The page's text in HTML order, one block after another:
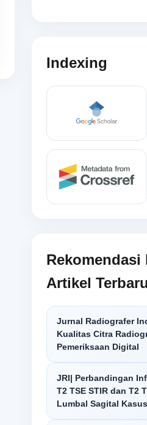
Indexing
Rekomendasi
Artikel Terbaru
Jurnal Radiografer
Kualitas Citra
Pemeriksaan Digital
JRI| Perbandingan
T2 TSE STIR dan T2
Lumbal Sagital